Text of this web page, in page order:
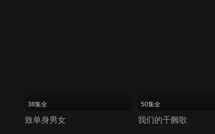
38集全
致单身男女
50集全
我们的千阙歌